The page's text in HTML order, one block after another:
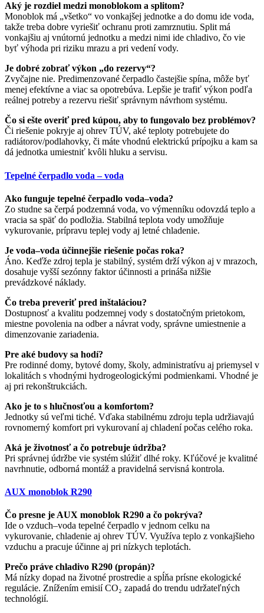
Aký je rozdiel medzi monoblokom a splitom?
Monoblok má „všetko“ vo vonkajšej jednotke a do domu ide voda,
takže treba dobre vyriešiť ochranu proti zamrznutiu. Split má
vonkajšiu aj vnútornú jednotku a medzi nimi ide chladivo, čo vie
byť výhoda pri riziku mrazu a pri vedení vody.
Je dobré zobrať výkon „do rezervy“?
Zvyčajne nie. Predimenzované čerpadlo častejšie spína, môže byť
menej efektívne a viac sa opotrebúva. Lepšie je trafiť výkon podľa
reálnej potreby a rezervu riešiť správnym návrhom systému.
Čo si ešte overiť pred kúpou, aby to fungovalo bez problémov?
Či riešenie pokryje aj ohrev TÚV, aké teploty potrebujete do
radiátorov/podlahovky, či máte vhodnú elektrickú prípojku a kam sa
dá jednotka umiestniť kvôli hluku a servisu.
Tepelné čerpadlo voda – voda
Ako funguje tepelné čerpadlo voda–voda?
Zo studne sa čerpá podzemná voda, vo výmenníku odovzdá teplo a
vracia sa späť do podložia. Stabilná teplota vody umožňuje
vykurovanie, prípravu teplej vody aj letné chladenie.
Je voda–voda účinnejšie riešenie počas roka?
Áno. Keďže zdroj tepla je stabilný, systém drží výkon aj v mrazoch,
dosahuje vyšší sezónny faktor účinnosti a prináša nižšie
prevádzkové náklady.
Čo treba preveriť pred inštaláciou?
Dostupnosť a kvalitu podzemnej vody s dostatočným prietokom,
miestne povolenia na odber a návrat vody, správne umiestnenie a
dimenzovanie zariadenia.
Pre aké budovy sa hodí?
Pre rodinné domy, bytové domy, školy, administratívu aj priemysel v
lokalitách s vhodnými hydrogeologickými podmienkami. Vhodné je
aj pri rekonštrukciách.
Ako je to s hlučnosťou a komfortom?
Jednotky sú veľmi tiché. Vďaka stabilnému zdroju tepla udržiavajú
rovnomerný komfort pri vykurovaní aj chladení počas celého roka.
Aká je životnosť a čo potrebuje údržba?
Pri správnej údržbe vie systém slúžiť dlhé roky. Kľúčové je kvalitné
navrhnutie, odborná montáž a pravidelná servisná kontrola.
AUX monoblok R290
Čo presne je AUX monoblok R290 a čo pokrýva?
Ide o vzduch–voda tepelné čerpadlo v jednom celku na
vykurovanie, chladenie aj ohrev TÚV. Využíva teplo z vonkajšieho
vzduchu a pracuje účinne aj pri nízkych teplotách.
Prečo práve chladivo R290 (propán)?
Má nízky dopad na životné prostredie a spĺňa prísne ekologické
regulácie. Znížením emisií CO₂ zapadá do trendu udržateľných
technológií.